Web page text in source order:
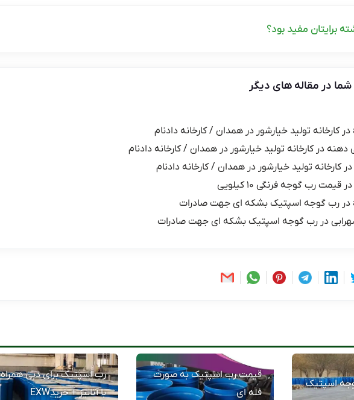
برایتان مفید بود؟
شما در مقاله های دیگر
درکارخانه تولید خیارشور در همدان / کارخانه دادنام
دهنه درکارخانه تولید خیارشور در همدان / کارخانه دادنام
درکارخانه تولید خیارشور در همدان / کارخانه دادنام
در قیمت رب گوجه فرنگی ۱۰ کیلویی
در رب گوجه اسپتیک بشکه ای جهت صادرات
در رب گوجه اسپتیک بشکه ای جهت صادرات
اسپتیک
قیمت رب اسپتیک به صورت
فله ای
رب اسپتیک برای دبی همراه
با آنالیز + خریدEXW